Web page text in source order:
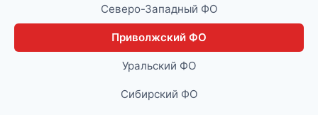
Северо-Западный ФО
Приволжский ФО
Уральский ФО
Сибирский ФО